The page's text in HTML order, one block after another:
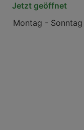
Jetzt geöffnet
Montag - Sonntag